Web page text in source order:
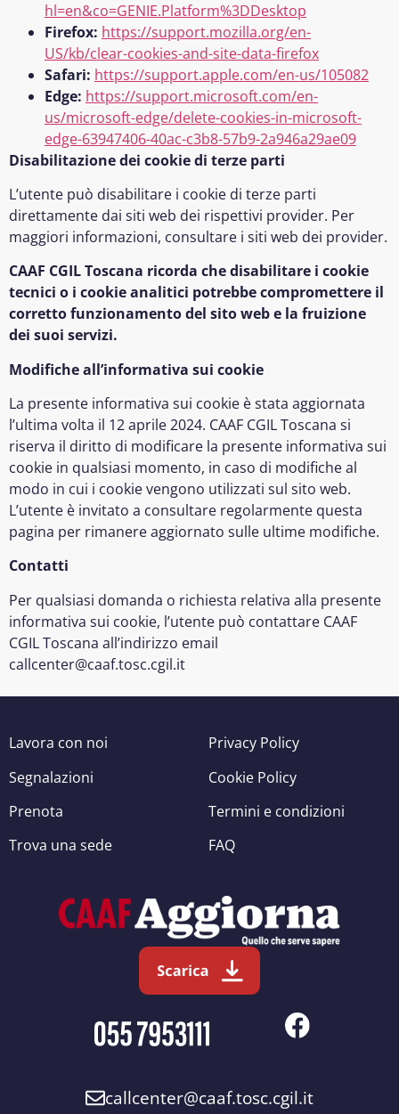
hl=en&co=GENIE.Platform%3DDesktop
Firefox: https://support.mozilla.org/en-
US/kb/clear-cookies-and-site-data-firefox
Safari: https://support.apple.com/en-us/105082
Edge: https://support.microsoft.com/en-
us/microsoft-edge/delete-cookies-in-microsoft-
edge-63947406-40ac-c3b8-57b9-2a946a29ae09
Disabilitazionedei cookie di terze parti
L’utente può disabilitare i cookie di terze parti
direttamente dai siti web dei rispettivi provider. Per
maggiori informazioni, consultare i siti web dei provider.
CAAF CGIL Toscana ricorda che disabilitare i cookie
tecnici o i cookie analitici potrebbe compromettere il
corretto funzionamento del sito web e la fruizione
dei suoi servizi.
Modifiche all’informativa sui cookie
La presente informativa sui cookie è stata aggiornata
l’ultima volta il 12 aprile 2024. CAAF CGIL Toscana si
riserva il diritto di modificare la presente informativa sui
cookie in qualsiasi momento, in caso di modifiche al
modo in cui i cookie vengono utilizzati sul sito web.
L’utente è invitato a consultare regolarmente questa
pagina per rimanere aggiornato sulle ultime modifiche.
Contatti
Per qualsiasi domanda o richiesta relativa alla presente
informativa sui cookie, l’utente può contattare CAAF
CGIL Toscana all’indirizzo email
callcenter@caaf.tosc.cgil.it
Lavora con noi
Segnalazioni
Prenota
Trova una sede
Privacy Policy
Cookie Policy
Termini e condizioni
FAQ
callcenter@caaf.tosc.cgil.it